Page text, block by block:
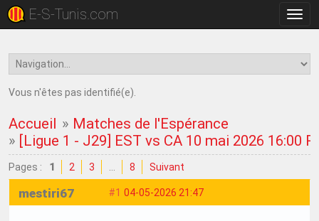
la
E-S-Tunis.com
Vous n'êtes pas identifié(e).
Accueil » Matches de l'Espérance
» [Ligue 1 - J29] EST vs CA 10 mai 2026 16:00
Pages : 1 2 3 8 Suivant
#1 04-05-2026 21:47
mestiri67